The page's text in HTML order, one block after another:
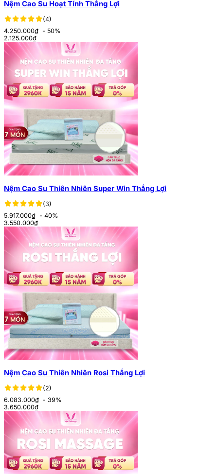
Nệm Cao Su Hoạt Tính Thắng Lợi
(4)
4.250.000₫ - 50%
2.125.000₫
Nệm Cao Su Thiên Nhiên Super Win Thắng Lợi
(3)
5.917.000₫ - 40%
3.550.000₫
Nệm Cao Su Thiên Nhiên Rosi Thắng Lợi
(2)
6.083.000₫ - 39%
3.650.000₫